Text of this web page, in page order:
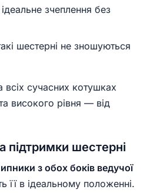
зчеплення без
шестерні не зношуються
всіх сучасних котушках
високого рівня — від
шестерні
з обох боків ведучої
її в ідеальному положенні.